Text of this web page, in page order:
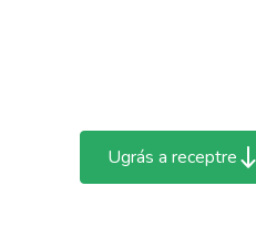
Ugrás a receptre